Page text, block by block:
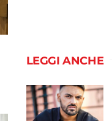
LEGGI ANCHE